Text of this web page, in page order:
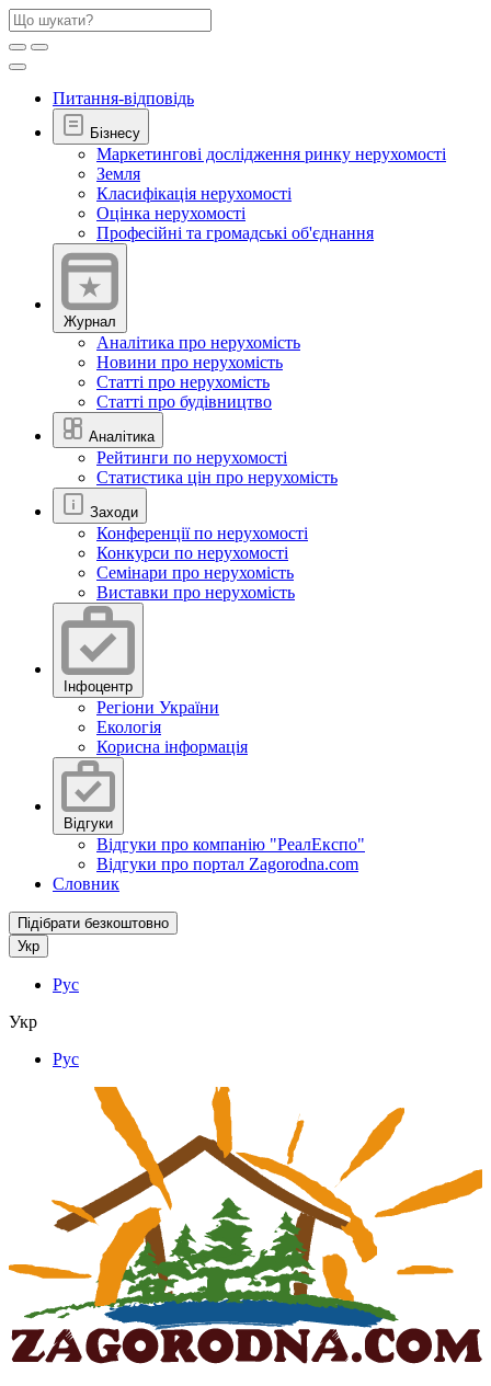
Питання-відповідь
Бізнесу
Маркетингові дослідження ринку нерухомості
Земля
Класифікація нерухомості
Оцінка нерухомості
Професійні та громадські об'єднання
Журнал
Аналітика про нерухомість
Новини про нерухомість
Статті про нерухомість
Статті про будівництво
Аналітика
Рейтинги по нерухомості
Статистика цін про нерухомість
Заходи
Конференції по нерухомості
Конкурси по нерухомості
Семінари про нерухомість
Виставки про нерухомість
Інфоцентр
Регіони України
Екологія
Корисна інформація
Відгуки
Відгуки про компанію "РеалЕкспо"
Відгуки про портал Zagorodna.com
Словник
Підібрати безкоштовно
Укр
Рус
Укр
Рус